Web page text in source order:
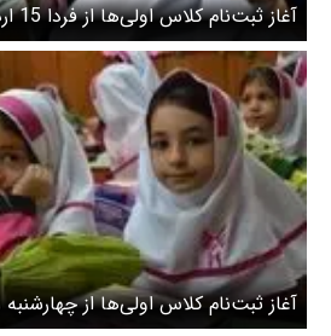
آغاز ثبت‌نام کلاس اولی‌ها از فردا 15 اردیبهشت/ ویدیو
آغاز ثبت‌نام کلاس اولی‌ها از چهارشنبه ۱۹ اردیبهشت ۱۴۰۳